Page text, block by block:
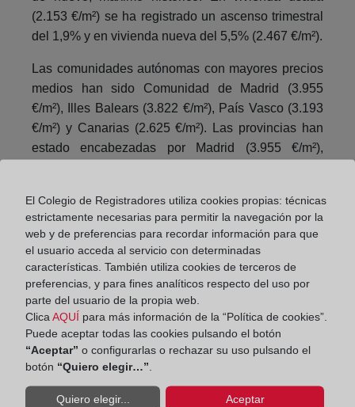
(2.153 €/m²) se ha registrado un ascenso trimestral
del 1,9% y en vivienda nueva del 5,5% (2.467 €/m²).
Las comunidades autónomas con mayores precios
medios han sido Comunidad de Madrid (3.955
€/m²), Illes Balears (3.822 €/m²), País Vasco (3.193
€/m²) y Canarias (2.625 €/m²). Las provincias han
estado encabezadas por Madrid (3.955 €/m²),
mientras que las capitales de provincia que
alcanzan los mayores precios son San Sebastián
(5.824 €/m²), Madrid (4.716 €/m²), Barcelona (4.538
€/m²), Palma (3.735 €/m²) y Bilbao (3.129 €/m²).
Doce comunidades autónomas y treinta y tres
provincias han registrado incrementos trimestrales.
El Colegio de Registradores utiliza cookies propias: técnicas
estrictamente necesarias para permitir la navegación por la
web y de preferencias para recordar información para que
el usuario acceda al servicio con determinadas
características. También utiliza cookies de terceros de
preferencias, y para fines analíticos respecto del uso por
parte del usuario de la propia web.
Clica AQUÍ para más información de la “Política de cookies”.
Puede aceptar todas las cookies pulsando el botón
“Aceptar” o configurarlas o rechazar su uso pulsando el
botón “Quiero elegir…”
Quiero elegir... Aceptar